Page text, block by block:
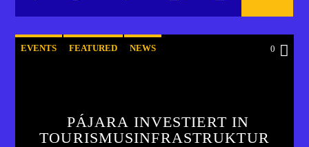
EVENTS FEATURED NEWS 0
PÁJARA INVESTIERT IN
TOURISMUSINFRASTRUKTUR